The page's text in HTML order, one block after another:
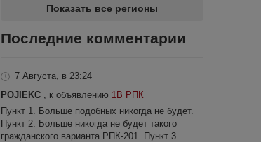
Показать все регионы
Последние комментарии
7 Августа, в 23:24
POJIEKC
, к объявлению 1В РПК
Пункт 1. Больше подобных никогда не будет.
Пункт 2. Больше никогда не будет такого
гражданского варианта РПК-201. Пункт 3.